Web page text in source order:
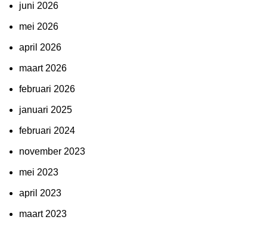
juni 2026
mei 2026
april 2026
maart 2026
februari 2026
januari 2025
februari 2024
november 2023
mei 2023
april 2023
maart 2023